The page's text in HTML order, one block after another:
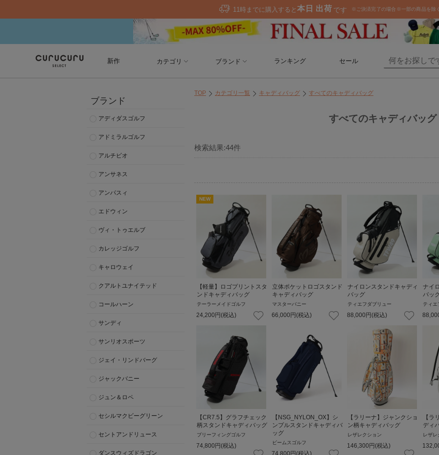
新作 カテゴリ ブランド ランキング セール
ブランド
アディダスゴルフ
アドミラルゴルフ
アルチビオ
アンサネス
アンパスィ
エドウィン
ヴィ・トゥエルブ
カレッジゴルフ
キャロウェイ
クアルトユナイテッド
コールハーン
サンディ
サンリオスポーツ
ジェイ・リンドバーグ
ジャックバニー
ジュン＆ロペ
セシルマクビーグリーン
セントアンドリュース
ダンスウィズドラゴン
TOP カテゴリ一覧 キャディバッグ すべてのキャディバッグ
すべてのキャディバッグ
検索結果:44件
NEW
【軽量】ロゴプリントスタ
ンドキャディバッグ
テーラーメイドゴルフ
24,200円(税込)
立体ポケットロゴスタンド
キャディバッグ
マスターバニー
66,000円(税込)
ナイロンスタンドキャディ
バッグ
ティエフダブリュー
88,000円(税込)
ナイ
バッ
ティエ
【CR7.5】グラフチェック
柄スタンドキャディバッグ
ブリーフィングゴルフ
74,800円(税込)
【NSG_NYLON_OX】シ
ンプルスタンドキャディバ
ッグ
ビームスゴルフ
74,800円(税込)
【ラリーナ】ジャンクショ
ン柄キャディバッグ
レザレクション
146,300円(税込)
【ラ
ディ
レザレ